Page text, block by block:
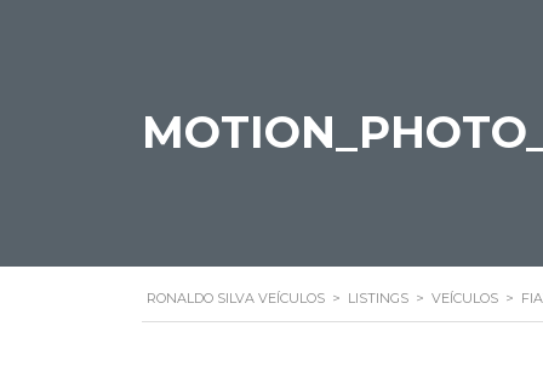
RONALDO SILVA VEÍCULOS > LISTINGS > VEÍCULOS >